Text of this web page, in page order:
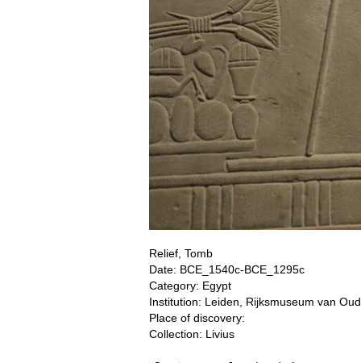
Relief, Tomb
Date: BCE_1540c-BCE_1295c
Category: Egypt
Institution: Leiden, Rijksmuseum van
Place of discovery:
Collection: Livius